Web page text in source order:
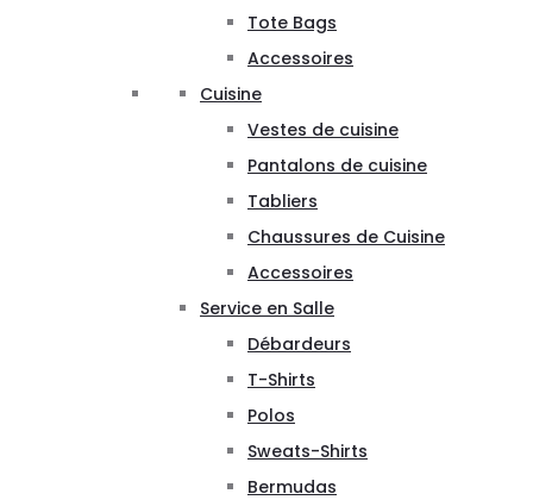
Tote Bags
Accessoires
Cuisine
Vestes de cuisine
Pantalons de cuisine
Tabliers
Chaussures de Cuisine
Accessoires
Service en Salle
Débardeurs
T-Shirts
Polos
Sweats-Shirts
Bermudas